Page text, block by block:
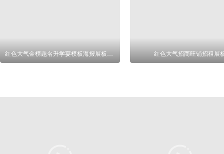
红色大气金榜题名升学宴模板海报展板设计 红色大气招商旺铺招租展